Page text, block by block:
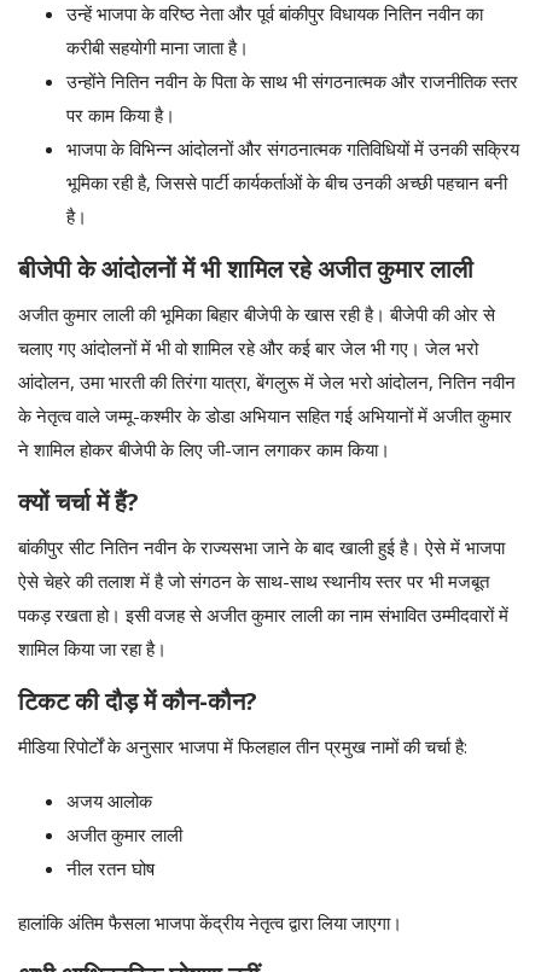
उन्हें भाजपा के वरिष्ठ नेता और पूर्व बांकीपुर विधायकनितिन नवीनका
करीबी सहयोगी माना जाता है।
उन्होंने नितिन नवीन के पिता के साथ भी संगठनात्मक और राजनीतिक स्तर
पर काम किया है।
भाजपा के विभिन्न आंदोलनों और संगठनात्मक गतिविधियों में उनकी सक्रिय
भूमिका रही है, जिससे पार्टी कार्यकर्ताओं के बीच उनकी अच्छी पहचान बनी
है।
बीजेपी के आंदोलनों में भी शामिल रहे अजीत कुमार लाली
अजीत कुमार लाली की भूमिका बिहार बीजेपी के खास रही है। बीजेपी की ओर से
चलाए गए आंदोलनों में भी वो शामिल रहे और कई बार जेल भी गए। जेल भरो
आंदोलन, उमा भारती की तिरंगा यात्रा, बेंगलुरू में जेल भरो आंदोलन, नितिन नवीन
के नेतृत्व वाले जम्मू-कश्मीर के डोडा अभियान सहित गई अभियानों में अजीत कुमार
ने शामिल होकर बीजेपी के लिए जी-जान लगाकर काम किया।
क्यों चर्चा में हैं?
बांकीपुर सीट नितिन नवीन के राज्यसभा जाने के बाद खाली हुई है। ऐसे में भाजपा
ऐसे चेहरे की तलाश में है जो संगठन के साथ-साथ स्थानीय स्तर पर भी मजबूत
पकड़ रखता हो। इसी वजह से अजीत कुमार लाली का नाम संभावित उम्मीदवारों में
शामिल किया जा रहा है।
टिकट की दौड़ में कौन-कौन?
मीडिया रिपोर्टों के अनुसार भाजपा में फिलहाल तीन प्रमुख नामों की चर्चा है:
अजय आलोक
अजीत कुमार लाली
नील रतन घोष
हालांकि अंतिम फैसला भाजपा केंद्रीय नेतृत्व द्वारा लिया जाएगा।